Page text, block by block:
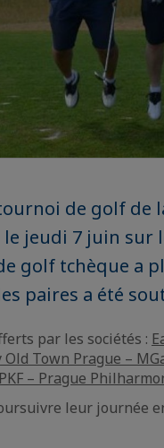
de golf de
jeudi 7 juin sur
golf tchèque a
paires a été
par les sociétés :
Town Prague –
PKF – Prague
leur journée